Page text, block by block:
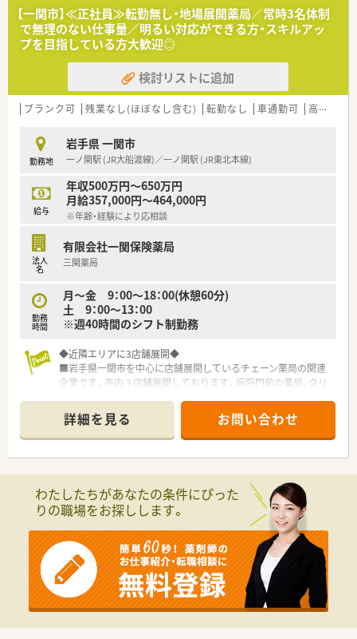
≪こんな方にオススメ≫
◆内科・皮膚科をメインに応需しており、地域の幅広い年代のみ
なさまに支えられている薬局です。
地域医療に貢献していきたい、丁寧な対応を心がけることができ
る方などは長くご活躍できるかと思います♪
＼家庭などプライベートと両立したい方もご活躍いただける環
【一関市】≪正社員≫転勤無し・地場展開薬局／常時3名体制
で無理のない仕事量／明るい対応ができる方・スキルアッ
プを目指している方大歓迎◎
検討リストに追加
ブランク可 残業なし(ほぼなし含む) 転勤なし 車通勤可 高給与(600万円以上)
勤務地
岩手県 一関市
一ノ関駅 (JR大船渡線)／一ノ関駅 (JR東北本線)
給与
年収500万円～650万円
月給357,000円～464,000円
※年齢・経験により応相談
法人
名
有限会社一関保険薬局
三関薬局
勤務
時間
月〜金 9：00～18：00(休憩60分)
土 9：00～13：00
※週40時間のシフト制勤務
◆近隣エリアに3店舗展開◆
■岩手県一関市を中心に店舗展開しているチェーン薬局の関連
企業です。市内３店舗展開しております。病院門前の薬局、クリ
■同社の年齢層は30代～40代の方が中心で活気のある雰囲気で
す。後発医薬品の推奨、在宅対応など新しいことへ積極的に対応
しております。
■薬剤師会、医師会との連携がしっかりできている会社です。調
がら、やりがいを感じられる現場づくりをされています。
■社員は男女比が半々。各店舗近いエリアに出店しております
ので、横のつながり、連携もできています。お休みの取りやすさ
にもつながっており、定着率がよく、腰を据えて働ける環境で
す。
◆薬局紹介◆
内科・耳鼻科・小児科など門前以外の医療機関からも応需してい
るため、幅広く徐々に知識を身に着けることが出来ます。
処方箋枚数は1日約100枚前後で、常時3名程で対応し、無理の無
詳細を見る お問い合わせ
わたしたちがあなたの条件にぴった
りの職場をお探しします。